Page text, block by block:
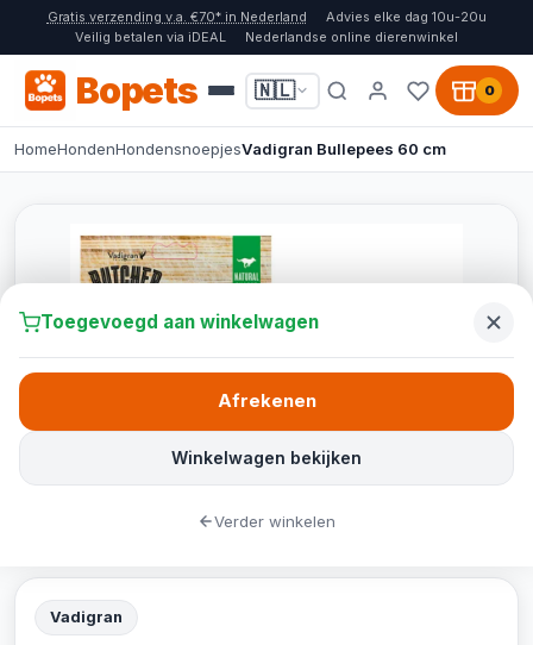
Gratis verzending v.a. €70* in Nederland
Advies elke dag 10u-20u
Veilig betalen via iDEAL
Nederlandse online dierenwinkel
Bopets 🇳🇱 0
HomeHondenHondensnoepjesVadigran Bullepees 60 cm
Vadigran
Toegevoegd aan winkelwagen
Winkelwagen bekijken
Afrekenen
Verder winkelen